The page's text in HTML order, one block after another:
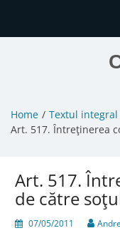
Home
Textul integral
Art. 517. Întreţinerea
Art. 517.
de către
07/05/2011